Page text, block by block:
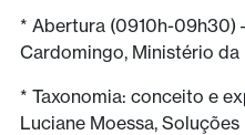
* Abertura (0910h-09h30)
Cardomingo, Ministério da
* Taxonomia: conceito e
Luciane Moessa,